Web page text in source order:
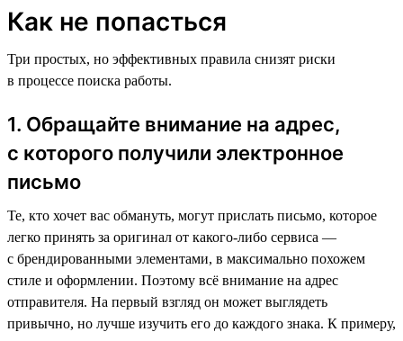
Как не попасться
Три простых, но эффективных правила снизят риски
в процессе поиска работы.
1. Обращайте внимание на адрес,
с которого получили электронное
письмо
Те, кто хочет вас обмануть, могут прислать письмо, которое
легко принять за оригинал от какого-либо сервиса —
с брендированными элементами, в максимально похожем
стиле и оформлении. Поэтому всё внимание на адрес
отправителя. На первый взгляд он может выглядеть
привычно, но лучше изучить его до каждого знака. К примеру,